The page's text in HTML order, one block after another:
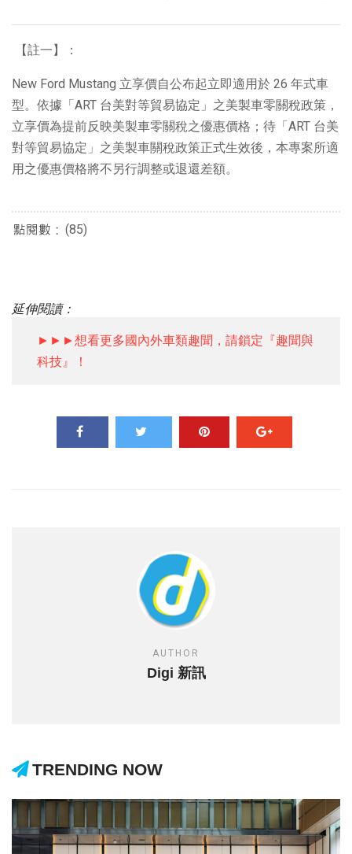
【註一】：
New Ford Mustang 立享價自公布起立即適用於 26 年式車
型。依據「ART 台美對等貿易協定」之美製車零關稅政策，
立享價為提前反映美製車零關稅之優惠價格；待「ART 台美
對等貿易協定」之美製車關稅政策正式生效後，本專案所適
用之優惠價格將不另行調整或退還差額。
(85)
延伸閱讀：
►►►想看更多國內外車類趣聞，請鎖定『趣聞與
科技』！
AUTHOR
Digi 新訊
TRENDING NOW